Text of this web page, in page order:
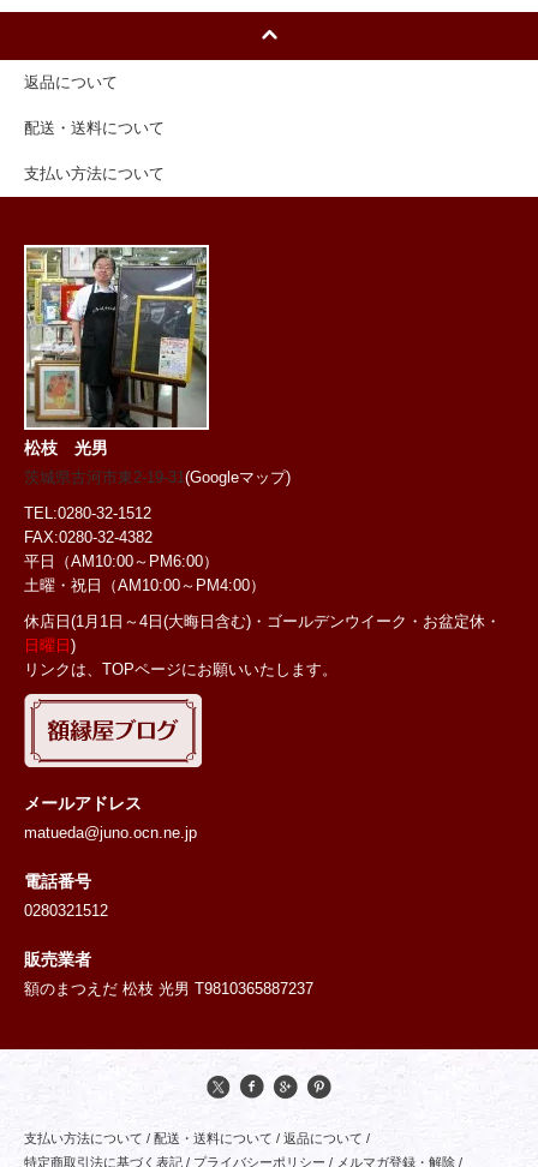
返品について
配送・送料について
支払い方法について
松枝 光男
茨城県古河市東2-19-31(Googleマップ)
TEL:0280-32-1512
FAX:0280-32-4382
平日（AM10:00～PM6:00）
土曜・祝日
（AM10:00～PM4:00）
休店日(1月1日～4日(大晦日含む)・ゴールデンウイーク・お盆定休・
日曜日 )
リンクは、TOPページにお願いいたします。
メールアドレス
matueda@juno.ocn.ne.jp
電話番号
0280321512
販売業者
額のまつえだ 松枝 光男 T9810365887237
支払い方法について / 配送・送料について / 返品について /
特定商取引法に基づく表記 / プライバシーポリシー / メルマガ登録・解除 /